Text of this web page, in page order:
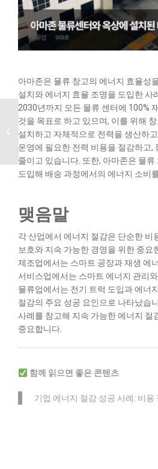
아마존은 물류 창고의 에너지 효율성
설치와 에너지 효율 조명을 도입한 사
2030년까지 모든 물류 센터에 100%
것을 목표로 하고 있으며, 이를 위해
설치하고 자체적으로 전력을 생산하
운영에 필요한 전력 비용을 절감하고,
줄이고 있습니다. 또한, 아마존은 물
도입해 배송 과정에서의 에너지 소비
맺음말
각 산업에서 에너지 절감은 단순한 비
보호와 지속 가능한 경영을 위한 중요
제조업에서는 스마트 공장과 재생 에
서비스업에서는 스마트 에너지 관리
물류업에서는 전기 트럭 도입과 에너
절감의 주요 성공 요인으로 나타났습
사례를 참고해 지속 가능한 에너지 절
중요합니다.
함께 읽으면 좋은 콘텐츠
기업 에너지 절감 성공 사례: 비용
기업 에너지 절감 성공
사례: 비용 절감과 효율
향상